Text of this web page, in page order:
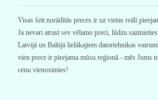
Visas šeit norādītās preces ir uz vietas reāli
Ja nevari atrast sev vēlamo preci, lūdzu
Latvijā un Baltijā lielākajiem datortehnikas
vien prece ir pieejama mūsu reģionā - mēs Jums
cenu vienosimies!